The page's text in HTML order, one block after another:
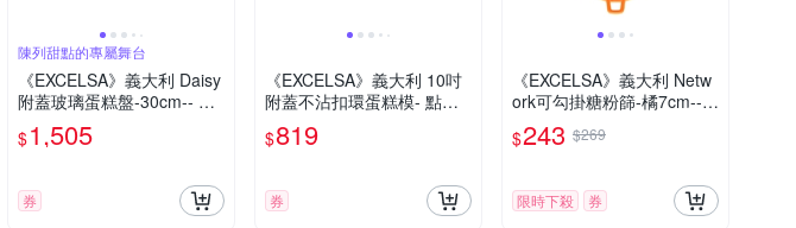
陳列甜點的專屬舞台
《EXCELSA》義大利 Daisy
附蓋玻璃蛋糕盤-30cm-- 蛋
糕台 甜點架 點心架 玻璃蛋
糕罩
$1,505
券
《EXCELSA》義大利 10吋
附蓋不沾扣環蛋糕模- 點心
烤模
$819
券
《EXCELSA》義大利 Netw
ork可勾掛糖粉篩-橘7cm--
過篩器 麵粉篩子 篩網 糖粉
手持麵粉篩 手持篩網 過篩
$243 $269
限時下殺 券